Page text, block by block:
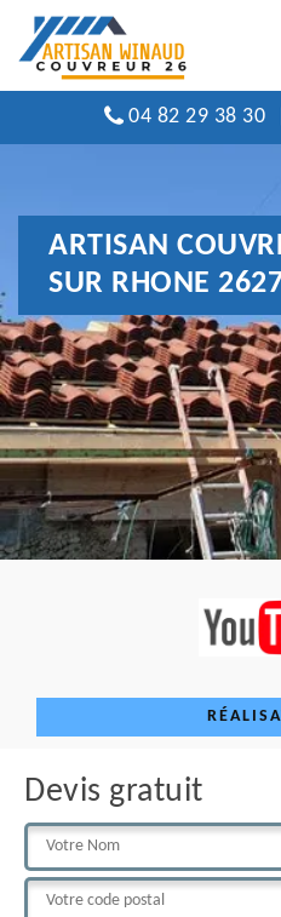
04 82 29 38 30
ARTISAN
SUR RHONE
Devis gratuit